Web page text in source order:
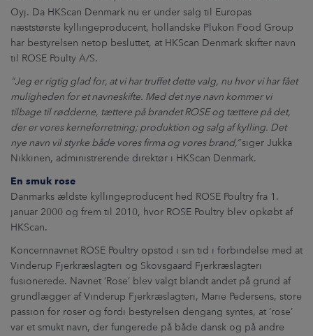
Oyj. Da HKScan Denmark nu er under salg til Europas
næststørste kyllingeproducent, hollandske Plukon Food Group
har bestyrelsen netop besluttet, at HKScan Denmark skifter navn
til ROSE Poulty A/S.
"Jeg er rigtig glad for, at vi har truffet dette valg, nu hvor vi har fået
muligheden for et navneskifte. Med det nye navn kommer vi
tilbage til rødderne, tættere på brandet ROSE og tættere på det,
der er vores kerneforretning; produktion og salg af kylling. Det
nye navn vil styrke både vores firma og vores brand,”siger Jukka
Nikkinen, administrerende direktør i HKScan Denmark.
En smuk rose
Danmarks ældste kyllingeproducent hed ROSE Poultry fra 1.
januar 2000 og frem til 2010, hvor ROSE Poultry blev opkøbt af
HKScan.
Koncernnavnet ROSE Poultry opstod i sin tid i forbindelse med at
Vinderup Fjerkræslagteri og Skovsgaard Fjerkræslagteri
fusionerede. Navnet ’Rose’ blev valgt blandt andet på grund af
grundlægger af Vinderup Fjerkræslagteri, Marie Pedersens, store
passion for roser og fordi bestyrelsen dengang syntes, at ’rose’
var et smukt navn, der fungerede på både dansk og på andre